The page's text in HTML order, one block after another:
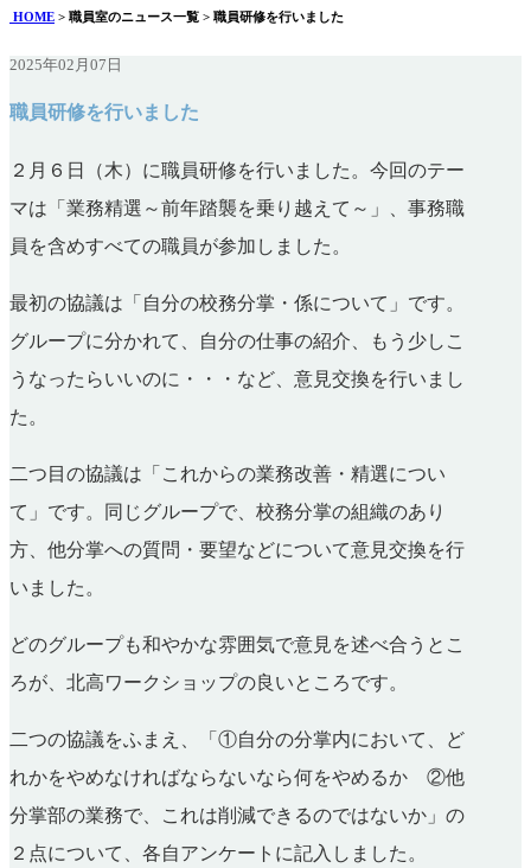
HOME > 職員室のニュース一覧 > 職員研修を行いました
2025年02月07日
職員研修を行いました
２月６日（木）に職員研修を行いました。今回のテー
マは「業務精選～前年踏襲を乗り越えて～」、事務職
員を含めすべての職員が参加しました。
最初の協議は「自分の校務分掌・係について」です。
グループに分かれて、自分の仕事の紹介、もう少しこ
うなったらいいのに・・・など、意見交換を行いまし
た。
二つ目の協議は「これからの業務改善・精選につい
て」です。同じグループで、校務分掌の組織のあり
方、他分掌への質問・要望などについて意見交換を行
いました。
どのグループも和やかな雰囲気で意見を述べ合うとこ
ろが、北高ワークショップの良いところです。
二つの協議をふまえ、「①自分の分掌内において、ど
れかをやめなければならないなら何をやめるか ②他
分掌部の業務で、これは削減できるのではないか」の
２点について、各自アンケートに記入しました。